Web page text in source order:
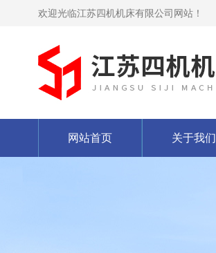
欢迎光临江苏四机机床有限公司网站！
网站首页 关于我们